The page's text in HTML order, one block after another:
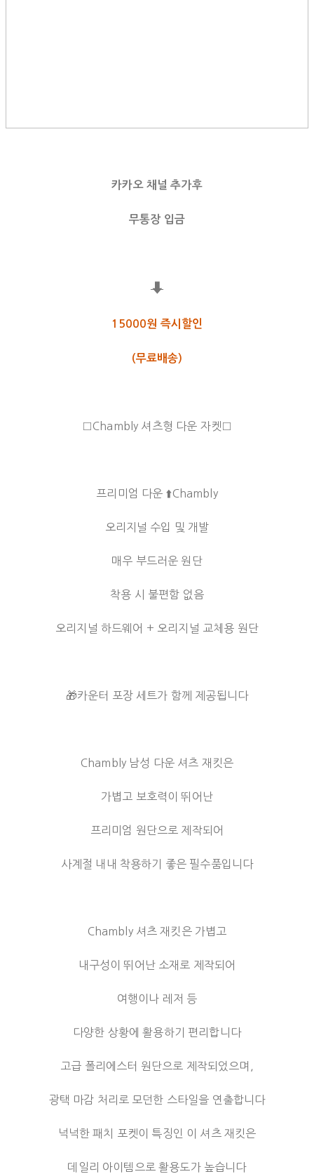
카카오 채널 추가후
무통장 입금
⬇
15000원 즉시할인
(무료배송)
□Chambly 셔츠형 다운 자켓□
프리미엄 다운 ⬆️Chambly
오리지널 수입 및 개발
매우 부드러운 원단
착용 시 불편함 없음
오리지널 하드웨어 + 오리지널 교체용 원단
🎁카운터 포장 세트가 함께 제공됩니다
Chambly 남성 다운 셔츠 재킷은
가볍고 보호력이 뛰어난
프리미엄 원단으로 제작되어
사계절 내내 착용하기 좋은 필수품입니다
Chambly 셔츠 재킷은 가볍고
내구성이 뛰어난 소재로 제작되어
여행이나 레저 등
다양한 상황에 활용하기 편리합니다
고급 폴리에스터 원단으로 제작되었으며,
광택 마감 처리로 모던한 스타일을 연출합니다
넉넉한 패치 포켓이 특징인 이 셔츠 재킷은
데일리 아이템으로 활용도가 높습니다